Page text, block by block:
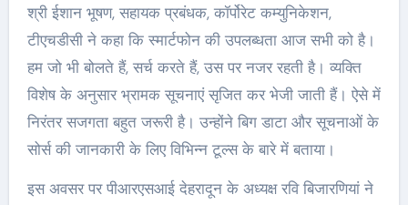
श्री ईशान भूषण, सहायक प्रबंधक, कॉर्पोरेट कम्युनिकेशन,
टीएचडीसी ने कहा कि स्मार्टफोन की उपलब्धता आज सभी को है।
हम जो भी बोलते हैं, सर्च करते हैं, उस पर नजर रहती है। व्यक्ति
विशेष के अनुसार भ्रामक सूचनाएं सृजित कर भेजी जाती हैं। ऐसे में
निरंतर सजगता बहुत जरूरी है। उन्होंने बिग डाटा और सूचनाओं के
सोर्स की जानकारी के लिए विभिन्न टूल्स के बारे में बताया।
इस अवसर पर पीआरएसआई देहरादून के अध्यक्ष रवि बिजारणियां ने